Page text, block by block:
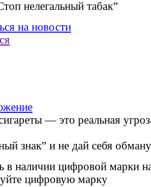
нелегальный табак”
на новости
— это реальная
знак” и не дай себя
в наличии цифровой марки
цифровую марку